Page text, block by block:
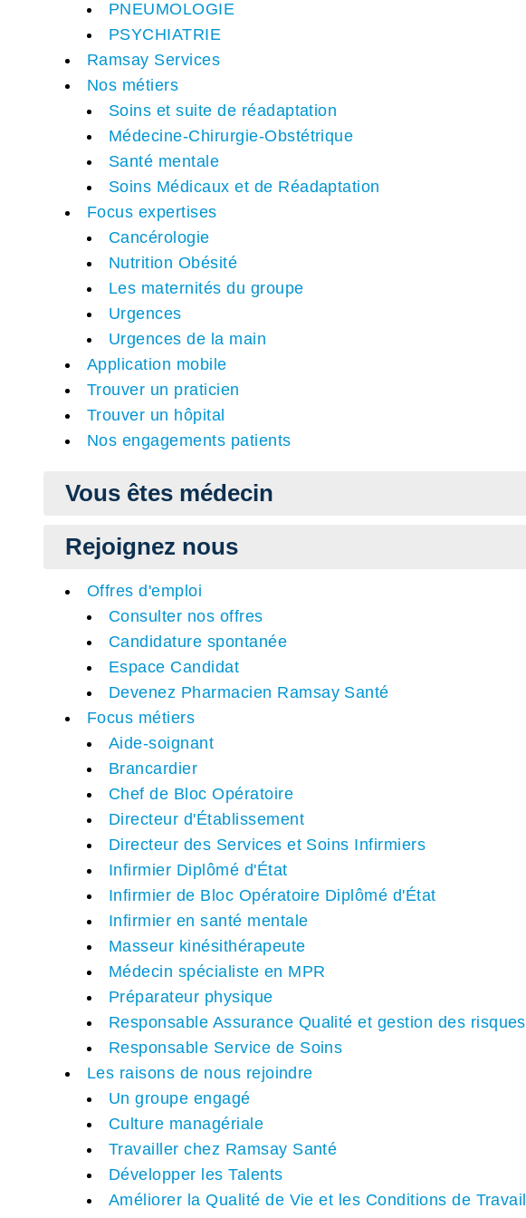
PNEUMOLOGIE
PSYCHIATRIE
Ramsay Services
Nos métiers
Soins et suite de réadaptation
Médecine-Chirurgie-Obstétrique
Santé mentale
Soins Médicaux et de Réadaptation
Focus expertises
Cancérologie
Nutrition Obésité
Les maternités du groupe
Urgences
Urgences de la main
Application mobile
Trouver un praticien
Trouver un hôpital
Nos engagements patients
Vous êtes médecin
Rejoignez nous
Offres d'emploi
Consulter nos offres
Candidature spontanée
Espace Candidat
Devenez Pharmacien Ramsay Santé
Focus métiers
Aide-soignant
Brancardier
Chef de Bloc Opératoire
Directeur d'Établissement
Directeur des Services et Soins Infirmiers
Infirmier Diplômé d'État
Infirmier de Bloc Opératoire Diplômé d'État
Infirmier en santé mentale
Masseur kinésithérapeute
Médecin spécialiste en MPR
Préparateur physique
Responsable Assurance Qualité et gestion des risques
Responsable Service de Soins
Les raisons de nous rejoindre
Un groupe engagé
Culture managériale
Travailler chez Ramsay Santé
Développer les Talents
Améliorer la Qualité de Vie et les Conditions de Travail